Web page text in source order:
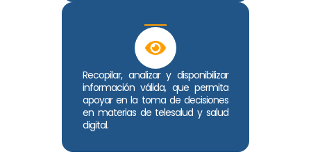
Recopilar, analizar y disponibilizar
información válida, que permita
apoyar en la toma de decisiones
en materias de telesalud y salud
digital.